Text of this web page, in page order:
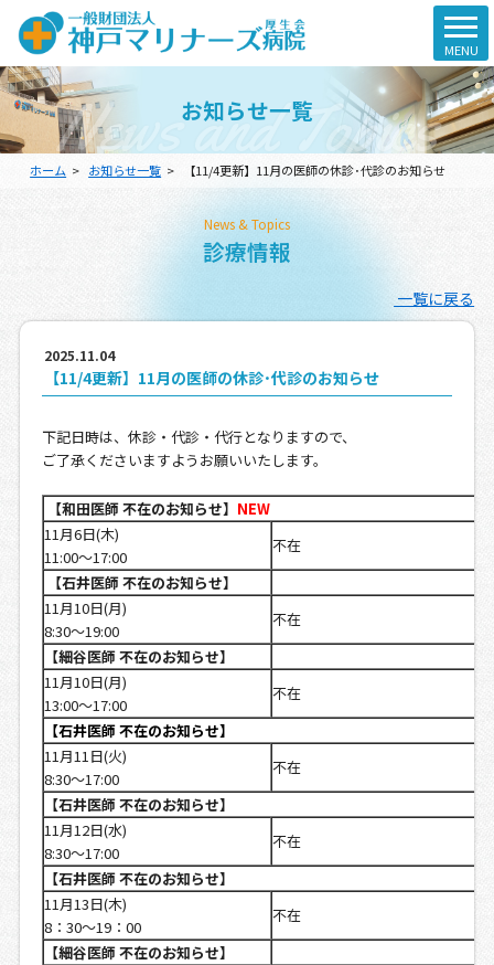
船員産業医
船員産業医サービス予約
特定商取引法に基づく表記
船員産業連携医登録
t
o
g
g
l
e
a
t
MENU
お知らせ一覧
News and Topics
ホーム お知らせ一覧 【11/4更新】11月の医師の休診･代診のお知らせ
News & Topics
診療情報
一覧に戻る
2025.11.04
【11/4更新】11月の医師の休診･代診のお知らせ
下記日時は、休診・代診・代行となりますので、
ご了承くださいますようお願いいたします。
【和田医師 不在のお知らせ】 NEW
11月6日(木)
11:00～17:00
不在
【石井医師 不在のお知らせ】
11月10日(月)
8:30～19:00
不在
【細谷医師 不在のお知らせ】
11月10日(月)
13:00～17:00
不在
【石井医師 不在のお知らせ】
11月11日(火)
8:30～17:00
不在
【石井医師 不在のお知らせ】
11月12日(水)
8:30～17:00
不在
【石井医師 不在のお知らせ】
11月13日(木)
8：30～19：00
不在
【細谷医師 不在のお知らせ】